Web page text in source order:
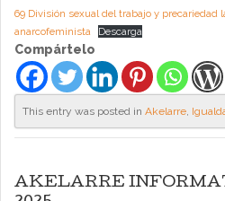
69 División sexual del trabajo y precariedad
anarcofeminista
Descarga
Compártelo
This entry was posted in Akelarre,
AKELARRE